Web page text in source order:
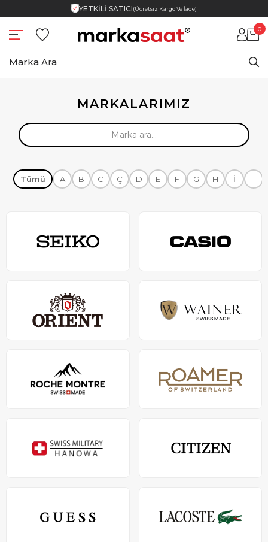
YETKİLİ SATICI(Ücretsiz Kargo Ve İade)
0
MARKALARIMIZ
Tümü A B C Ç D E F G H İ I